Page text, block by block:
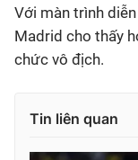
Với màn trình
Madrid cho thấy
chức vô địch.
Tin liên quan